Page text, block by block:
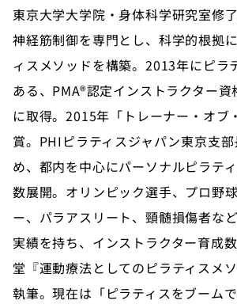
東京大学大学院・身体科学研究室修
神経筋制御を専門とし、科学的根拠
ィスメソッドを構築。2013年にピラ
ある、PMA®認定インストラクター
に取得。2015年「トレーナー・オブ
賞。PHIピラティスジャパン東京支
め、都内を中心にパーソナルピラテ
数展開。オリンピック選手、プロ野
ー、パラアスリート、頸髄損傷者な
実績を持ち、インストラクター育成
堂『運動療法としてのピラティスメ
執筆。現在は「ピラティスをブーム